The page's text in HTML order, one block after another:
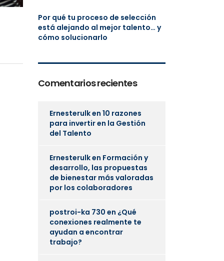
Por qué tu proceso de selección
está alejando al mejor talento… y
cómo solucionarlo
Comentarios recientes
Ernesterulken 10 razones
para invertir en la Gestión
del Talento
Ernesterulken Formación y
desarrollo, las propuestas
de bienestar más valoradas
por los colaboradores
postroi-ka 730 en ¿Qué
conexiones realmente te
ayudan a encontrar
trabajo?